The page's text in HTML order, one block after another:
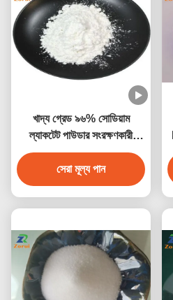
খাদ্য গ্রেড ৯৬% সোডিয়াম
ল্যাকটেট পাউডার সংরক্ষণকারী
সোডিয়াম ২-
হাইড্রোক্সাইপ্রোপানোয়েট CAS
৮৬৭-৫৬-১
সেরা মূল্য পান